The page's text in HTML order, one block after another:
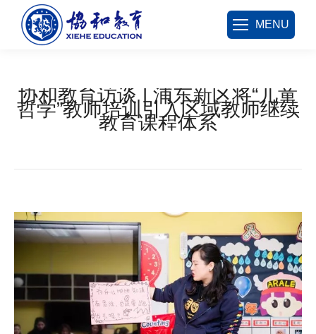
MENU
协和教育访谈 | 浦东新区将“儿童
哲学”教师培训引入区域教师继续
教育课程体系